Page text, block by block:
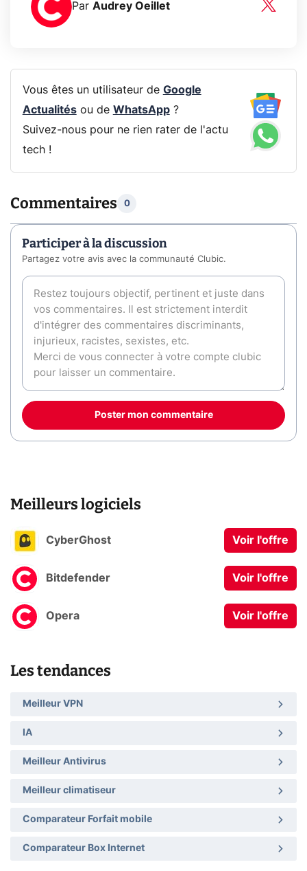
Par Audrey Oeillet
Vous êtes un utilisateur de Google
Actualitésou de WhatsApp?
Suivez-nous pour ne rien rater de l'actu
tech !
Commentaires 0
Participer à la discussion
Partagez votre avis avec la communauté Clubic.
Poster mon commentaire
Meilleurs logiciels
CyberGhost Voir l'offre
Bitdefender Voir l'offre
Opera Voir l'offre
Les tendances
Meilleur VPN
IA
Meilleur Antivirus
Meilleur climatiseur
Comparateur Forfait mobile
Comparateur Box Internet